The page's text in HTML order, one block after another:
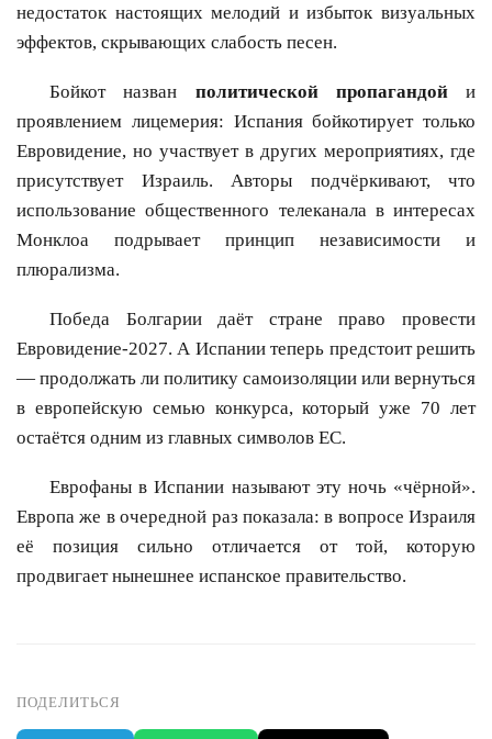
недостаток настоящих мелодий и избыток визуальных
эффектов, скрывающих слабость песен.
Бойкот назван политической пропагандойи
проявлением лицемерия: Испания бойкотирует только
Евровидение, но участвует в других мероприятиях, где
присутствует Израиль. Авторы подчёркивают, что
использование общественного телеканала в интересах
Монклоа подрывает принцип независимости и
плюрализма.
Победа Болгарии даёт стране право провести
Евровидение-2027. А Испании теперь предстоит решить
— продолжать ли политику самоизоляции или вернуться
в европейскую семью конкурса, который уже 70 лет
остаётся одним из главных символов ЕС.
Еврофаны в Испании называют эту ночь «чёрной».
Европа же в очередной раз показала: в вопросе Израиля
её позиция сильно отличается от той, которую
продвигает нынешнее испанское правительство.
ПОДЕЛИТЬСЯ